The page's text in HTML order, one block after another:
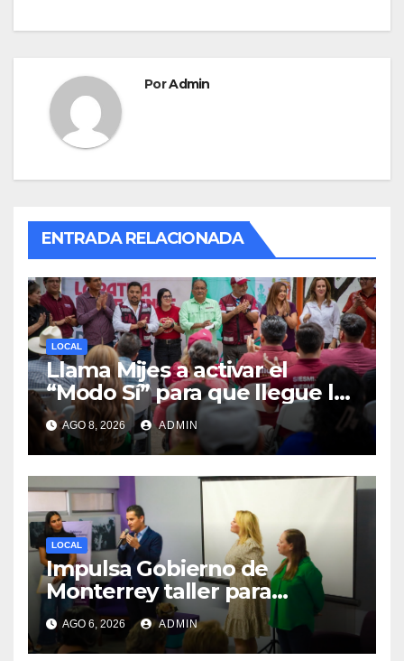
PorAdmin
ENTRADA RELACIONADA
LOCAL
Llama Mijes a activar el
“Modo Sí” para que llegue la
Transformación a Nuevo
León
AGO 8, 2026 ADMIN
LOCAL
Impulsa Gobierno de
Monterrey taller para
acompañar a mujeres en
procesos de pérdida y duelo
AGO 6, 2026 ADMIN